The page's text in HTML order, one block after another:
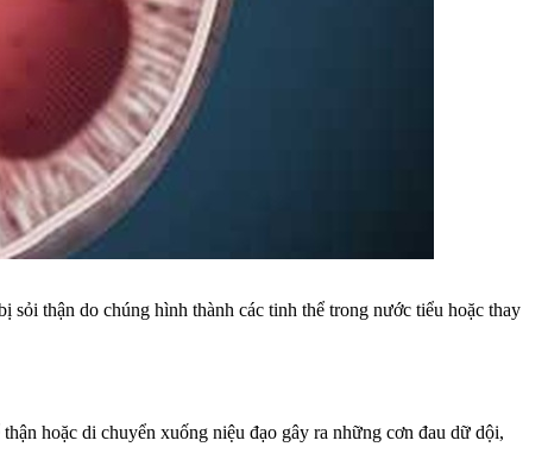
thận do chúng hình thành các tinh thể trong nước tiểu hoặc thay
hoặc di chuyển xuống niệu đạo gây ra những cơn đau dữ dội,